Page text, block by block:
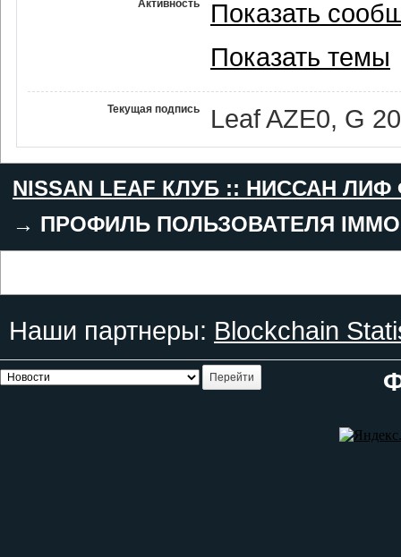
Активность
Показать
Показать темы
Текущая подпись Leaf AZE0, G
NISSAN LEAF КЛУБ :: НИССАН
→ ПРОФИЛЬ ПОЛЬЗОВАТЕЛЯ
Наши партнеры: Blockchain